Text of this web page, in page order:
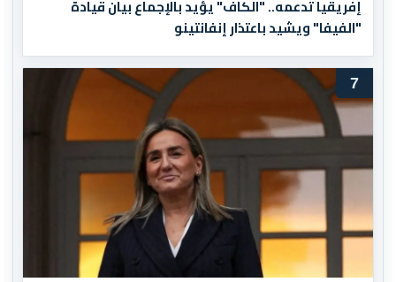
إفريقيا تدعمه.. "الكاف" يؤيد بالإجماع بيان قيادة
"الفيفا" ويشيد باعتذار إنفانتينو
7